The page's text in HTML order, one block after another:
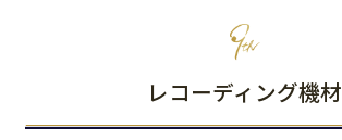
レコーディング機材